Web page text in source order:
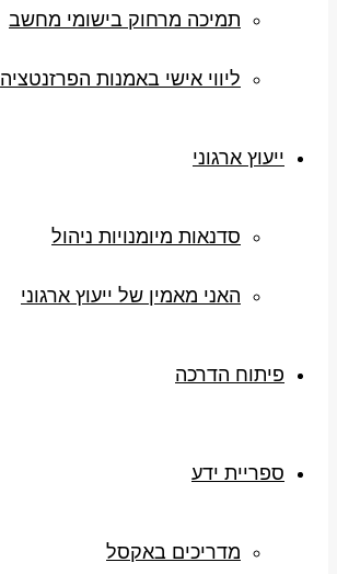
תמיכה מרחוק בישומי מחשב
ליווי אישי באמנות הפרזנטציה
ייעוץ ארגוני
סדנאות מיומנויות ניהול
האני מאמין של ייעוץ ארגוני
פיתוח הדרכה
ספריית ידע
מדריכים באקסל